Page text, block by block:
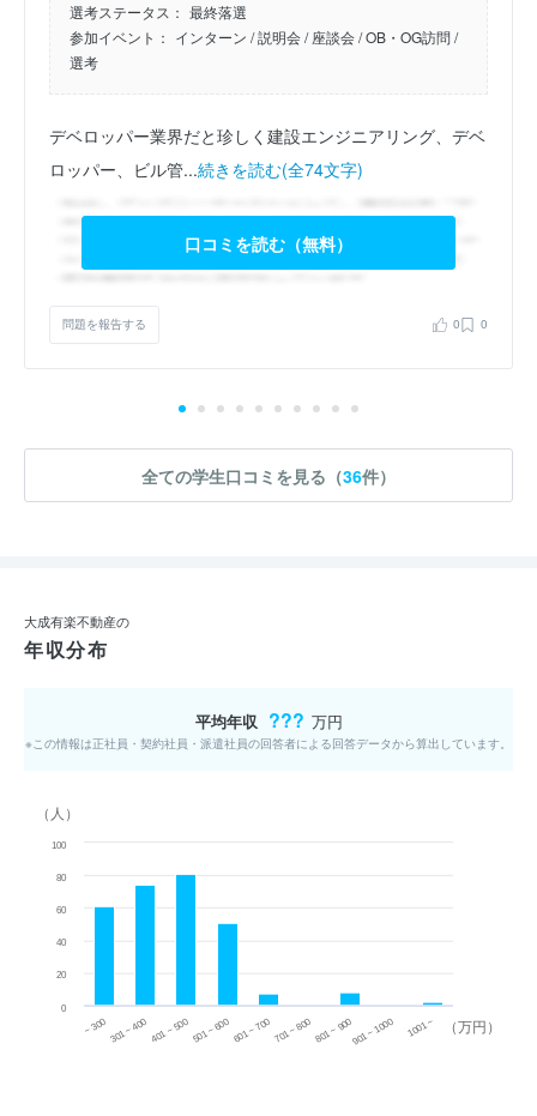
選考ステータス： 最終落選
参加イベント： インターン / 説明会/ 座談会/ OB・OG訪問/
選考
デベロッパー業界だと珍しく建設エンジニアリング、デベ
ロッパー、ビル管...続きを読む(全74文字)
口コミを読む（無料）
問題を報告する 0 0
全ての学生口コミを見る（36件）
大成有楽不動産の
年収分布
平均年収 ??? 万円
※この情報は正社員・契約社員・派遣社員の回答者による回答データから算出しています。
（万円）
（人）
~ 300 301 ~ 400 401 ~ 500501 ~ 600601 ~ 700701 ~ 800801 ~ 900901 ~ 1000 1001 ~
0
20
40
60
80
100